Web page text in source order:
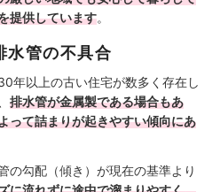
提供しています。
水管の不具合
年以上の古い住宅が数多く存在し
排水管が金属製である場合もあ
って詰まりが起きやすい傾向にあ
の勾配（傾き）が現在の基準より